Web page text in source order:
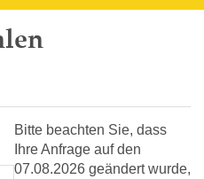
Bitte beachten Sie, dass
Ihre Anfrage auf den
07.08.2026 geändert wurde,